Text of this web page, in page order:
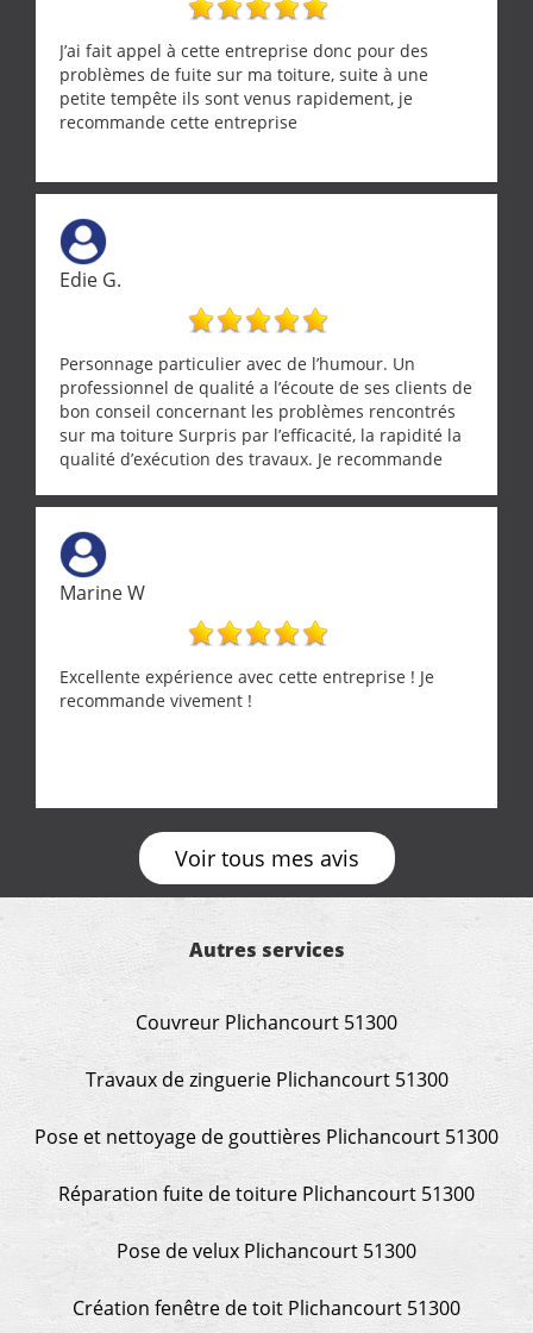
J’ai fait appel à cette entreprise donc pour des
problèmes de fuite sur ma toiture, suite à une
petite tempête ils sont venus rapidement, je
recommande cette entreprise
Edie G.
Personnage particulier avec de l’humour. Un
professionnel de qualité a l’écoute de ses clients de
bon conseil concernant les problèmes rencontrés
sur ma toiture Surpris par l’efficacité, la rapidité la
qualité d’exécution des travaux. Je recommande
Marine W
Excellente expérience avec cette entreprise ! Je
recommande vivement !
Voir tous mes avis
Autres services
Couvreur Plichancourt 51300
Travaux de zinguerie Plichancourt 51300
Pose et nettoyage de gouttières Plichancourt 51300
Réparation fuite de toiture Plichancourt 51300
Pose de velux Plichancourt 51300
Création fenêtre de toit Plichancourt 51300